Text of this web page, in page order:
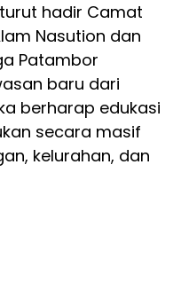
hadir Camat
Nasution dan
Patambor
baru dari
berharap edukasi
secara masif
kelurahan, dan